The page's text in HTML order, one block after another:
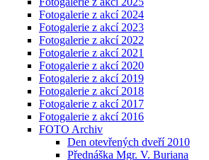
Fotogalerie z akcí 2024
Fotogalerie z akcí 2023
Fotogalerie z akcí 2022
Fotogalerie z akcí 2021
Fotogalerie z akcí 2020
Fotogalerie z akcí 2019
Fotogalerie z akcí 2018
Fotogalerie z akcí 2017
Fotogalerie z akcí 2016
FOTO Archiv
Den otevřených dveří 2010
Přednáška Mgr. V. Buriana